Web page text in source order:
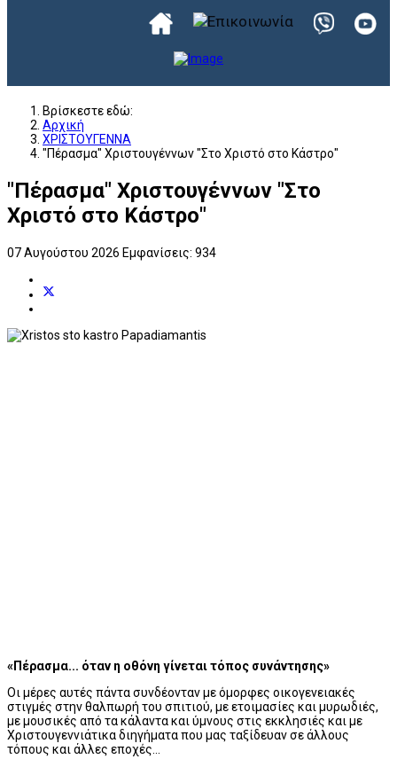
Βρίσκεστε εδώ:
Αρχική
ΧΡΙΣΤΟΥΓΕΝΝΑ
"Πέρασμα" Χριστουγέννων "Στο Χριστό στο Κάστρο"
"Πέρασμα" Χριστουγέννων "Στο
Χριστό στο Κάστρο"
07 Αυγούστου 2026 Εμφανίσεις: 934
«Πέρασμα... όταν η οθόνη γίνεται τόπος συνάντησης»
Οι μέρες αυτές πάντα συνδέονταν με όμορφες οικογενειακές
στιγμές στην θαλπωρή του σπιτιού, με ετοιμασίες και μυρωδιές,
με μουσικές από τα κάλαντα και ύμνους στις εκκλησιές και με
Χριστουγεννιάτικα διηγήματα που μας ταξίδευαν σε άλλους
τόπους και άλλες εποχές...